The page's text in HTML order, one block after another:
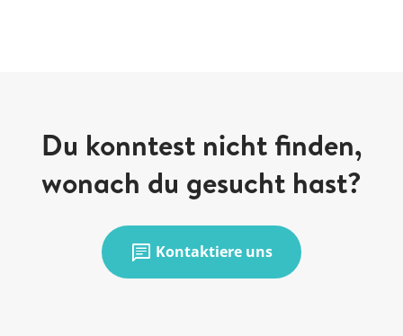
Du konntest nicht finden,
wonach du gesucht hast?
chat Kontaktiere uns